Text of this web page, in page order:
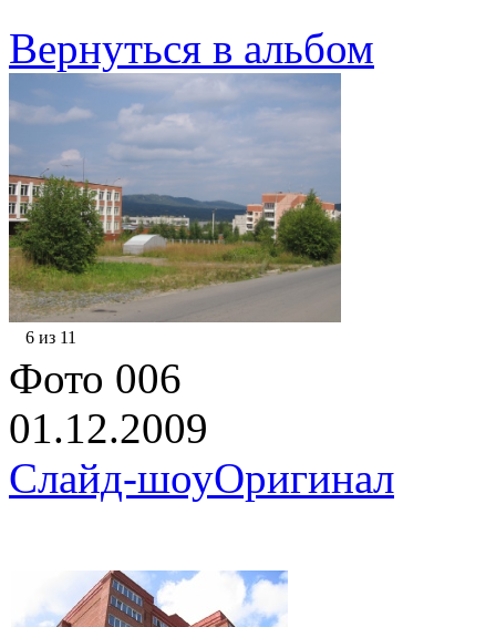
Вернуться в альбом
6 из 11
Фото 006
01.12.2009
Слайд-шоуОригинал